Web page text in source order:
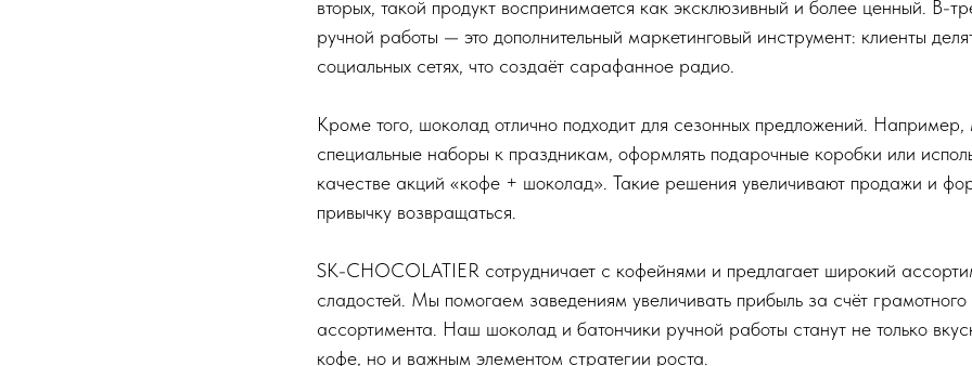
вторых, такой продукт воспринимается как эксклюзивный и более ценный. В-
ручной работы — это дополнительный маркетинговый инструмент: клиенты
социальных сетях, что создаёт сарафанное радио.
Кроме того, шоколад отлично подходит для сезонных предложений. Например,
специальные наборы к праздникам, оформлять подарочные коробки или
качестве акций «кофе + шоколад». Такие решения увеличивают продажи и
привычку возвращаться.
SK-CHOCOLATIER сотрудничает с кофейнями и предлагает широкий
сладостей. Мы помогаем заведениям увеличивать прибыль за счёт
ассортимента. Наш шоколад и батончики ручной работы станут не только
кофе, но и важным элементом стратегии роста.